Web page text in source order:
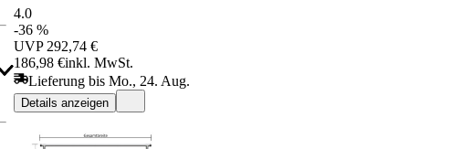
4.0
-36 %
UVP 292,74 €
186,98 €inkl. MwSt.
Lieferung bis Mo., 24. Aug.
Details anzeigen